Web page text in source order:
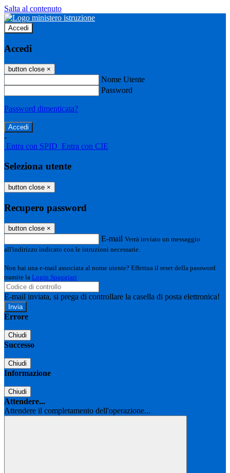
Salta al contenuto
Accedi
Accedi
button close ×
Nome Utente
Password
Password dimenticata?
-
Entra con SPID Entra con CIE
Seleziona utente
button close ×
Recupero password
button close ×
E-mail Verrà inviato un messaggio
all'indirizzo indicato con le istruzioni necessarie.
Non hai una e-mail associata al nome utente? Effettua il reset della password
tramite la Login Spaggiari
E-mail inviata, si prega di controllare la casella di posta elettronica!
Errore
Chiudi
Successo
Chiudi
Informazione
Chiudi
Attendere...
Attendere il completamento dell'operazione...